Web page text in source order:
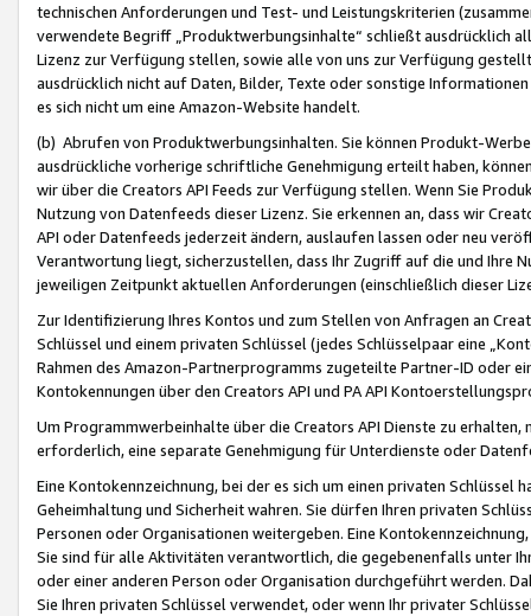
technischen Anforderungen und Test- und Leistungskriterien
verwendete Begriff „Produktwerbungsinhalte“ schließt ausdrücklich
Lizenz zur Verfügung stellen, sowie alle von uns zur Verfügung
ausdrücklich nicht auf Daten, Bilder, Texte oder sonstige
es sich nicht um eine Amazon-Website handelt.
(b) Abrufen von Produktwerbungsinhalten. Sie können Produkt-
ausdrückliche vorherige schriftliche Genehmigung erteilt haben,
wir über die Creators API Feeds zur Verfügung stellen. Wenn Sie
Nutzung von Datenfeeds dieser Lizenz. Sie erkennen an, dass wir
API oder Datenfeeds jederzeit ändern, auslaufen lassen oder neu
Verantwortung liegt, sicherzustellen, dass Ihr Zugriff auf die und Ihre
jeweiligen Zeitpunkt aktuellen Anforderungen (einschließlich dieser
Zur Identifizierung Ihres Kontos und zum Stellen von Anfragen an
Schlüssel und einem privaten Schlüssel (jedes Schlüsselpaar eine
Rahmen des Amazon-Partnerprogramms zugeteilte Partner-ID oder
Kontokennungen über den Creators API und PA API
Um Programmwerbeinhalte über die Creators API Dienste zu
erforderlich, eine separate Genehmigung für Unterdienste oder
Eine Kontokennzeichnung, bei der es sich um einen privaten
Geheimhaltung und Sicherheit wahren. Sie dürfen Ihren privaten
Personen oder Organisationen weitergeben. Eine
Sie sind für alle Aktivitäten verantwortlich, die gegebenenfalls unter
oder einer anderen Person oder Organisation durchgeführt werden.
Sie Ihren privaten Schlüssel verwendet, oder wenn Ihr privater